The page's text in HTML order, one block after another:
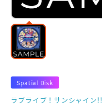
Spatial Disk
ラブライブ！サンシャイン!!